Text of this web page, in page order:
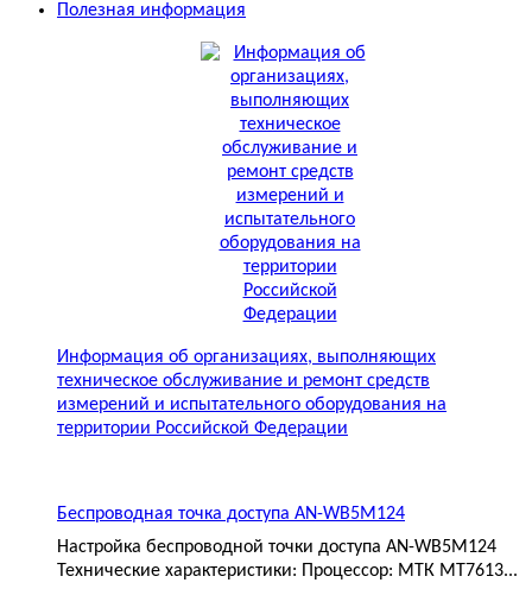
Полезная информация
Информация об организациях, выполняющих
техническое обслуживание и ремонт средств
измерений и испытательного оборудования на
территории Российской Федерации
Беспроводная точка доступа AN-WB5M124
Настройка беспроводной точки доступа AN-WB5M124
Технические характеристики: Процессор: МТК MT7613...